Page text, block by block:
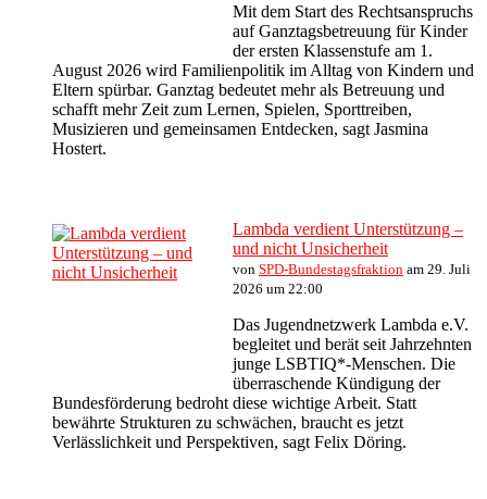
Mit dem Start des Rechtsanspruchs
auf Ganztagsbetreuung für Kinder
der ersten Klassenstufe am 1.
August 2026 wird Familienpolitik im Alltag von Kindern und
Eltern spürbar. Ganztag bedeutet mehr als Betreuung und
schafft mehr Zeit zum Lernen, Spielen, Sporttreiben,
Musizieren und gemeinsamen Entdecken, sagt Jasmina
Hostert.
Lambda verdient Unterstützung –
und nicht Unsicherheit
von SPD-Bundestagsfraktion am 29. Juli
2026 um 22:00
Das Jugendnetzwerk Lambda e.V.
begleitet und berät seit Jahrzehnten
junge LSBTIQ*-Menschen. Die
überraschende Kündigung der
Bundesförderung bedroht diese wichtige Arbeit. Statt
bewährte Strukturen zu schwächen, braucht es jetzt
Verlässlichkeit und Perspektiven, sagt Felix Döring.